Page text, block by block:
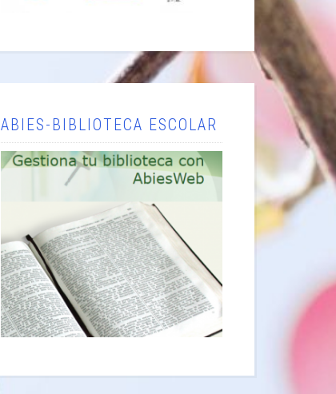
ABIES-BIBLIOTECA ESCOLAR